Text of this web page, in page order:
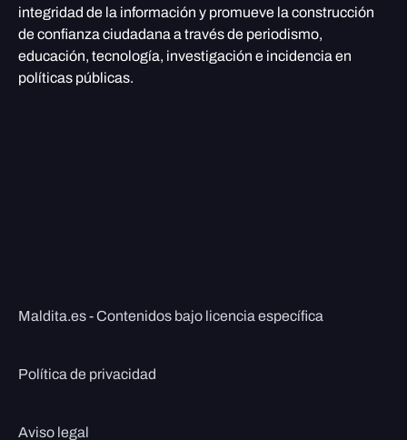
integridad de la información y promueve la construcción
de confianza ciudadana a través de periodismo,
educación, tecnología, investigación e incidencia en
políticas públicas.
Maldita.es - Contenidos bajo licencia específica
Política de privacidad
Aviso legal